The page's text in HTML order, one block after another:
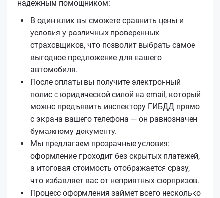
надежным помощником:
В один клик вы сможете сравнить цены и
условия у различных проверенных
страховщиков, что позволит выбрать самое
выгодное предложение для вашего
автомобиля.
После оплаты вы получите электронный
полис с юридической силой на email, который
можно предъявить инспектору ГИБДД прямо
с экрана вашего телефона — он равнозначен
бумажному документу.
Мы предлагаем прозрачные условия:
оформление проходит без скрытых платежей,
а итоговая стоимость отображается сразу,
что избавляет вас от неприятных сюрпризов.
Процесс оформления займет всего несколько